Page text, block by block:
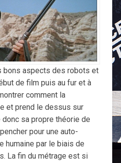
bons aspects des robots et
de film puis au fur et à
comment la
et prend le dessus sur
donc sa propre théorie de
pour une auto-
humaine par le biais de
La fin du métrage est si